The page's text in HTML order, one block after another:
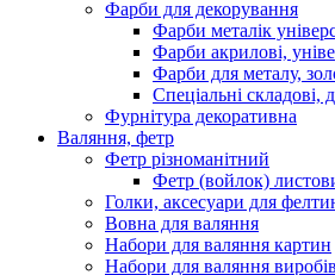
Фарби для декорування
Фарби металік
Фарби акрилові,
Фарби для металу,
Спеціальні складові,
Фурнітура декоративна
Валяння, фетр
Фетр різноманітний
Фетр (войлок)
Голки, аксесуари для
Вовна для валяння
Набори для валяння картин
Набори для валяння виробів